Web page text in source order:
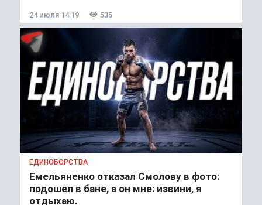
24 июля 14:19 535
ЕДИНОБОРСТВА
Емельяненко отказал Смолову в фото:
подошел в бане, а он мне: извини, я
отдыхаю.